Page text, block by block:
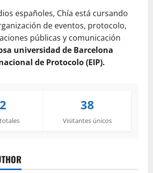
españoles, Chía está cursando
de eventos, protocolo,
públicas y comunicación
universidad de Barcelona
de Protocolo (EIP).
38
Visitantes únicos